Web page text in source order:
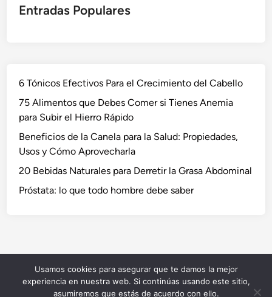
Entradas Populares
6 Tónicos Efectivos Para el Crecimiento del Cabello
75 Alimentos que Debes Comer si Tienes Anemia
para Subir el Hierro Rápido
Beneficios de la Canela para la Salud: Propiedades,
Usos y Cómo Aprovecharla
20 Bebidas Naturales para Derretir la Grasa Abdominal
Próstata: lo que todo hombre debe saber
Copyright © 2026NaturVida.
Funciona con
WordPress HybridMag
Usamos cookies para asegurar que te damos la mejor
experiencia en nuestra web. Si continúas usando este sitio,
asumiremos que estás de acuerdo con ello.